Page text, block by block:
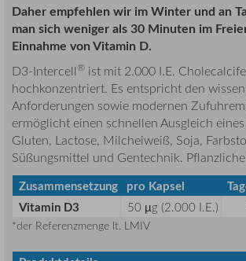
Daher empfehlen wir im Winter und an
man sich weniger als 30 Minuten im
Einnahme von Vitamin D.
D3-Intercell® ist mit 2.000 I.E.
hochkonzentriert. Es entspricht den
Anforderungen sowie modernen
ermöglicht einen schnellen Ausgleich
Gluten, Lactose, Milcheiweiß, Soja,
Süßungsmittel und Gentechnik.
Zusammensetzung pro Kapsel
Vitamin D3
50 µg (2.000 I.E.)
*der Referenzmenge lt. LMIV